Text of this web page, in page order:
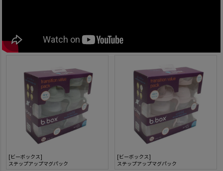
[ビーボックス]
ステップアップマグパック
[ビーボックス]
ステップアップマグパック